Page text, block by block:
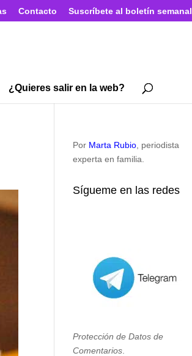
Contacto Suscríbete al boletín semanal
¿Quieres salir en la web?
Por Marta Rubio , periodista
experta en familia.
Sígueme en las redes
Protección de Datos de
Comentarios